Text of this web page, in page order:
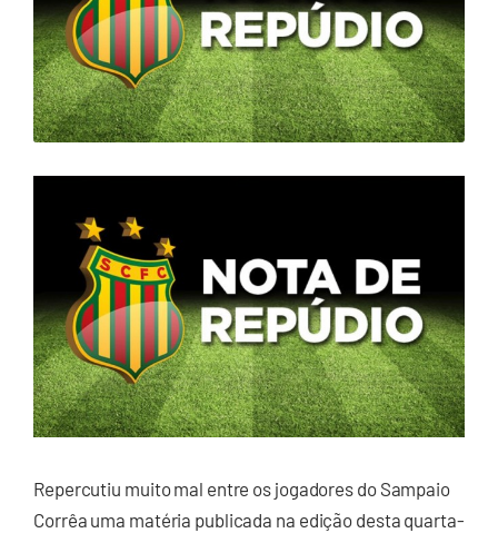
Repercutiu muito mal entre os jogadores do Sampaio
Corrêa uma matéria publicada na edição desta quarta-